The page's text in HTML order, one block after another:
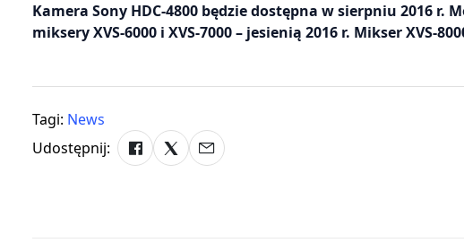
Kamera Sony HDC-4800 będzie dostępna w sierpniu 2016 r.
miksery XVS-6000 i XVS-7000 – jesienią 2016 r. Mikser XVS-
Tagi: News
Udostępnij: